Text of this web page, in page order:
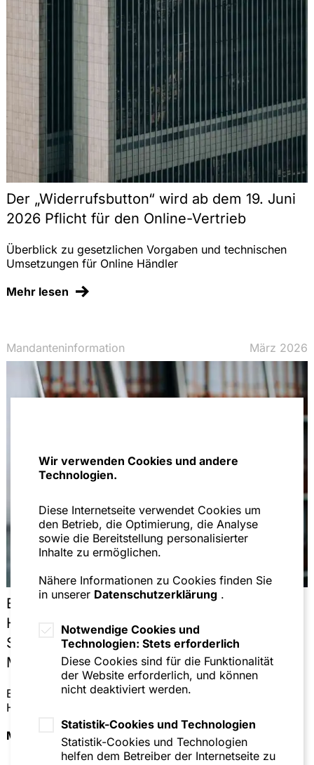
Wir verwenden Cookies und andere
Technologien.
Diese Internetseite verwendet Cookies um
den Betrieb, die Optimierung, die Analyse
sowie die Bereitstellung personalisierter
Inhalte zu ermöglichen.
Nähere Informationen zu Cookies finden Sie
in unserer Datenschutzerklärung .
Notwendige Cookies und
Technologien: Stets erforderlich
Diese Cookies sind für die Funktionalität
der Website erforderlich, und können
nicht deaktiviert werden.
Statistik-Cookies und Technologien
Statistik-Cookies und Technologien
helfen dem Betreiber der Internetseite zu
Der „Widerrufsbutton“ wird ab dem 19. Juni
2026 Pflicht für den Online-Vertrieb
Überblick zu gesetzlichen Vorgaben und technischen
Umsetzungen für Online Händler
Mehr lesen
Mandanteninformation März 2026
BGH zur Wirksamkeit von freien
Hinauskündigungsklauseln in Leaver-
Schemes bei
Managementbeteiligungsprogrammen
BGH präzisiert die Voraussetzungen für wirksame freie
Hinauskündigungsklauseln in Leaver-Schemes.
Mehr lesen